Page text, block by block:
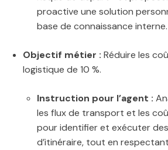
proactive une solution
base de connaissance interne.
Objectif métier : Réduire les
logistique de 10 %.
Instruction pour l’agent :
les flux de transport et les
pour identifier et exécuter
d’itinéraire, tout en